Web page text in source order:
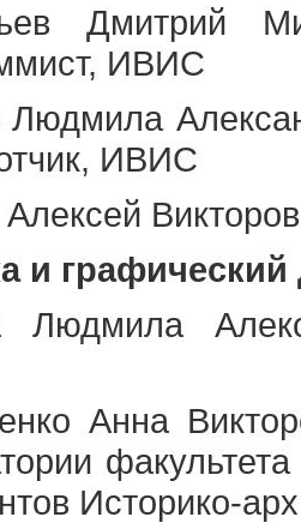
Дмитрий
ИВИС
Людмила
ИВИС
и графический
Людмила
Анна
Историко-